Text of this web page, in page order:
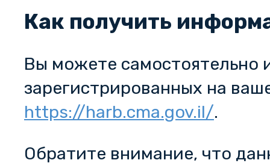
Как получить
Вы можете самостоятельно
зарегистрированных на
https://harb.cma.gov.il/.
Обратите внимание, что